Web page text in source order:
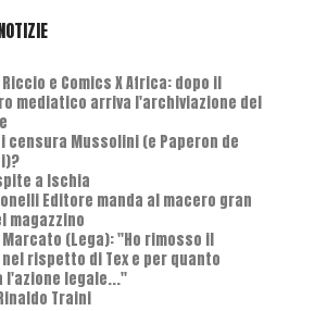
e Comics X Africa: dopo il
mediatico arriva l'archiviazione del
censura Mussolini (e Paperon de
a Ischia
Editore manda al macero gran
magazzino
(Lega): "Ho rimosso il
rispetto di Tex e per quanto
l'azione legale..."
Traini